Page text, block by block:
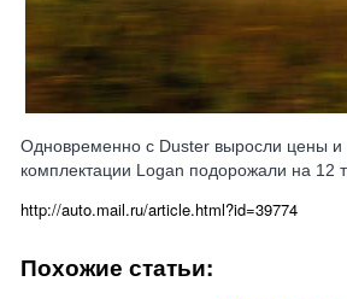
Одновременно с Duster выросли цены и
комплектации Logan подорожали на 12
http://auto.mail.ru/article.html?id=39774
Похожие статьи: